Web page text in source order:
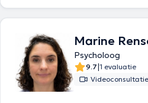
Marine
Psycholoog
9.7|1 evaluatie
Videoconsultatie